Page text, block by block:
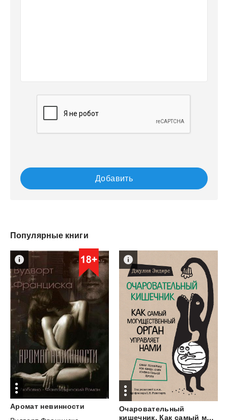
Добавить
Популярные книги
Аромат невинности
Очаровательный
кишечник. Как самый могущественный орган управляет нами